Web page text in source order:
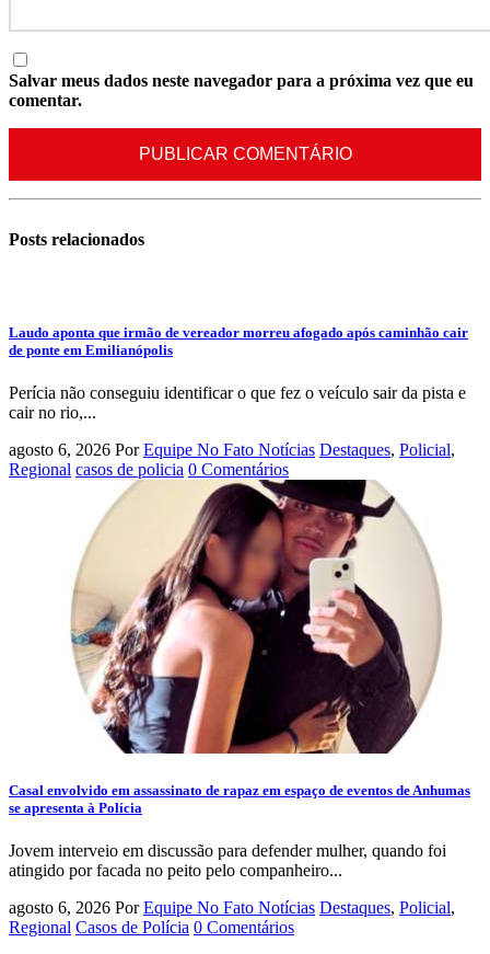
Salvar meus dados neste navegador para a próxima vez que eu
comentar.
Posts relacionados
Laudo aponta que irmão de vereador morreu afogado após caminhão cair
de ponte em Emilianópolis
Perícia não conseguiu identificar o que fez o veículo sair da pista e
cair no rio,...
agosto 6, 2026 Por Equipe No Fato Notícias Destaques, Policial,
Regional casos de policia 0 Comentários
Casal envolvido em assassinato de rapaz em espaço de eventos de Anhumas
se apresenta à Polícia
Jovem interveio em discussão para defender mulher, quando foi
atingido por facada no peito pelo companheiro...
agosto 6, 2026 Por Equipe No Fato Notícias Destaques, Policial,
Regional Casos de Polícia 0 Comentários